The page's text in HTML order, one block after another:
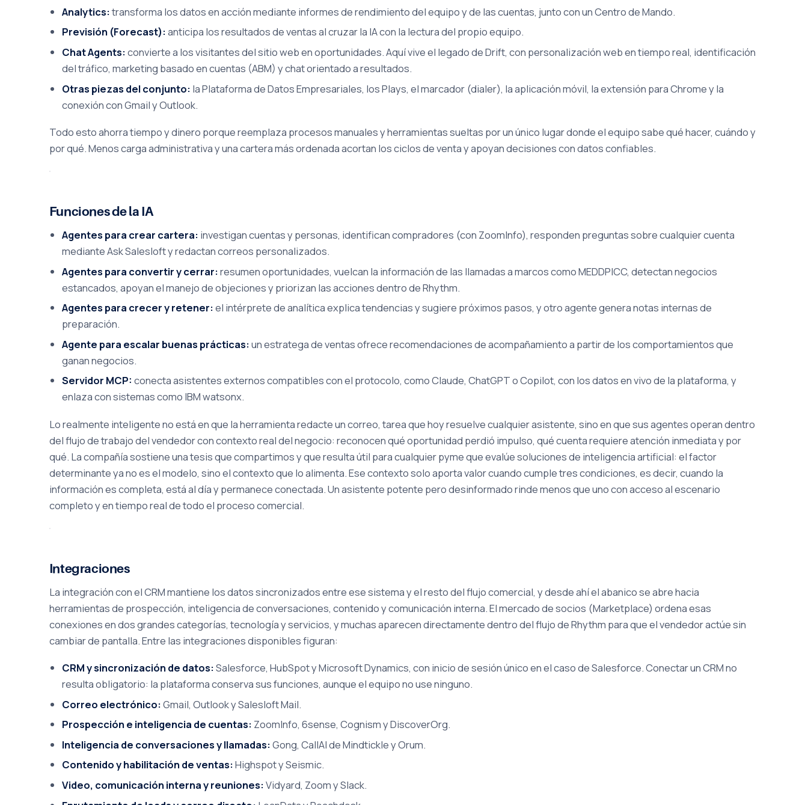
Analytics:transforma los datos en acción mediante informes de rendimiento del equipo y de las cuentas, junto con un Centro de Mando.
Previsión (Forecast):anticipa los resultados de ventas al cruzar la IA con la lectura del propio equipo.
Chat Agents:convierte a los visitantes del sitio web en oportunidades. Aquí vive el legado de Drift, con personalización web en tiempo real, identificación
del tráfico, marketing basado en cuentas (ABM) y chat orientado a resultados.
Otras piezas del conjunto: la Plataforma de Datos Empresariales, los Plays, el marcador (dialer), la aplicación móvil, la extensión para Chrome y la
conexión con Gmail y Outlook.
Todo esto ahorra tiempo y dinero porque reemplaza procesos manuales y herramientas sueltas por un único lugar donde el equipo sabe qué hacer, cuándo y
por qué. Menos carga administrativa y una cartera más ordenada acortan los ciclos de venta y apoyan decisiones con datos confiables.
Funciones de la IA
Agentes para crear cartera: investigan cuentas y personas, identifican compradores (con ZoomInfo), responden preguntas sobre cualquier cuenta
mediante Ask Salesloft y redactan correos personalizados.
Agentes para convertir y cerrar:resumen oportunidades, vuelcan la información de las llamadas a marcos como MEDDPICC, detectan negocios
estancados, apoyan el manejo de objeciones y priorizan las acciones dentro de Rhythm.
Agentes para crecer y retener:el intérprete de analítica explica tendencias y sugiere próximos pasos, y otro agente genera notas internas de
preparación.
Agente para escalar buenas prácticas:un estratega de ventas ofrece recomendaciones de acompañamiento a partir de los comportamientos que
ganan negocios.
Servidor MCP: conecta asistentes externos compatibles con el protocolo, como Claude, ChatGPT o Copilot, con los datos en vivo de la plataforma, y
enlaza con sistemas como IBM watsonx.
Lo realmente inteligente no está en que la herramienta redacte un correo, tarea que hoy resuelve cualquier asistente, sino en que sus agentes operan dentro
del flujo de trabajo del vendedor con contexto real del negocio: reconocen qué oportunidad perdió impulso, qué cuenta requiere atención inmediata y por
qué. La compañía sostiene una tesis que compartimos y que resulta útil para cualquier pyme que evalúe soluciones de inteligencia artificial: el factor
determinante ya no es el modelo, sino el contexto que lo alimenta. Ese contexto solo aporta valor cuando cumple tres condiciones, es decir, cuando la
información es completa, está al día y permanece conectada. Un asistente potente pero desinformado rinde menos que uno con acceso al escenario
completo y en tiempo real de todo el proceso comercial.
Integraciones
La integración con el CRM mantiene los datos sincronizados entre ese sistema y el resto del flujo comercial, y desde ahí el abanico se abre hacia
herramientas de prospección, inteligencia de conversaciones, contenido y comunicación interna. El mercado de socios (Marketplace) ordena esas
conexiones en dos grandes categorías, tecnología y servicios, y muchas aparecen directamente dentro del flujo de Rhythm para que el vendedor actúe sin
cambiar de pantalla. Entre las integraciones disponibles figuran:
CRM y sincronización de datos:Salesforce, HubSpot y Microsoft Dynamics, con inicio de sesión único en el caso de Salesforce. Conectar un CRM no
resulta obligatorio: la plataforma conserva sus funciones, aunque el equipo no use ninguno.
Correo electrónico:Gmail, Outlook y Salesloft Mail.
Prospección e inteligencia de cuentas: ZoomInfo, 6sense, Cognism y DiscoverOrg.
Inteligencia de conversaciones y llamadas:Gong, CallAI de Mindtickle y Orum.
Contenido y habilitación de ventas:Highspot y Seismic.
Video, comunicación interna y reuniones:Vidyard, Zoom y Slack.